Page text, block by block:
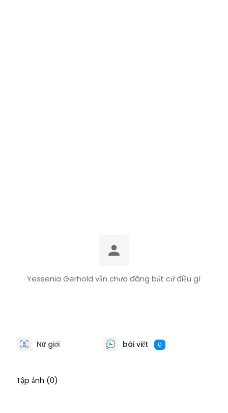
Yessenia Gerhold vẫn chưa đăng bất cứ điều gì
Nữ giới bài viết 0
Tập ảnh (0)